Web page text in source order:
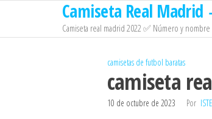
contenido
Camiseta Real
Camiseta real madrid 2022 ✅ Número y
camisetas de futbol baratas
camiseta
10 de octubre de 2023 Por